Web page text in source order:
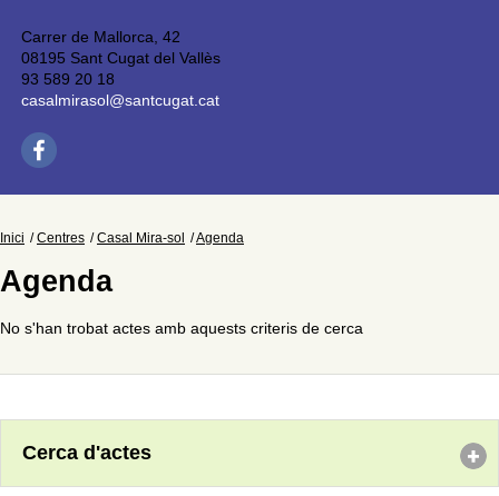
Carrer de Mallorca, 42
08195 Sant Cugat del Vallès
93 589 20 18
casalmirasol@santcugat.cat
Inici Centres Casal Mira-sol Agenda
Agenda
No s'han trobat actes amb aquests criteris de cerca
Cerca d'actes